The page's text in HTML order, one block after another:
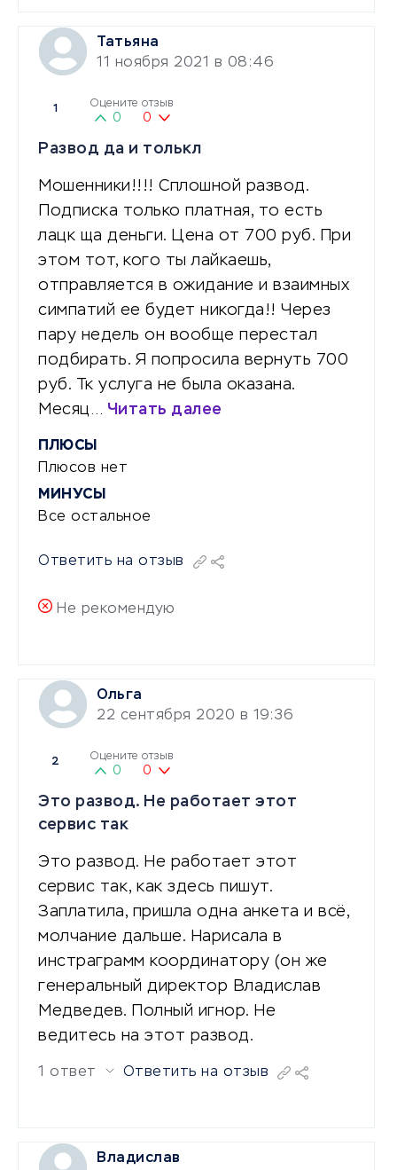
Татьяна
11 ноября 2021 в 08:46
1 Оцените отзыв
0 0
Развод да и толькл
Мошенники!!!! Сплошной развод.
Подписка только платная, то есть
лацк ща деньги. Цена от 700 руб. При
этом тот, кого ты лайкаешь,
отправляется в ожидание и взаимных
симпатий ее будет никогда!! Через
пару недель он вообще перестал
подбирать. Я попросила вернуть 700
руб. Тк услуга не была оказана.
Месяц… Читать далее
ПЛЮСЫ
Плюсов нет
МИНУСЫ
Все остальное
Ответить на отзыв
Не рекомендую
Ольга
22 сентября 2020 в 19:36
2 Оцените отзыв
0 0
Это развод. Не работает этот
сервис так
Это развод. Не работает этот
сервис так, как здесь пишут.
Заплатила, пришла одна анкета и всё,
молчание дальше. Нарисала в
инстраграмм координатору (он же
генеральный директор Владислав
Медведев. Полный игнор. Не
ведитесь на этот развод.
1 ответ Ответить на отзыв
Владислав